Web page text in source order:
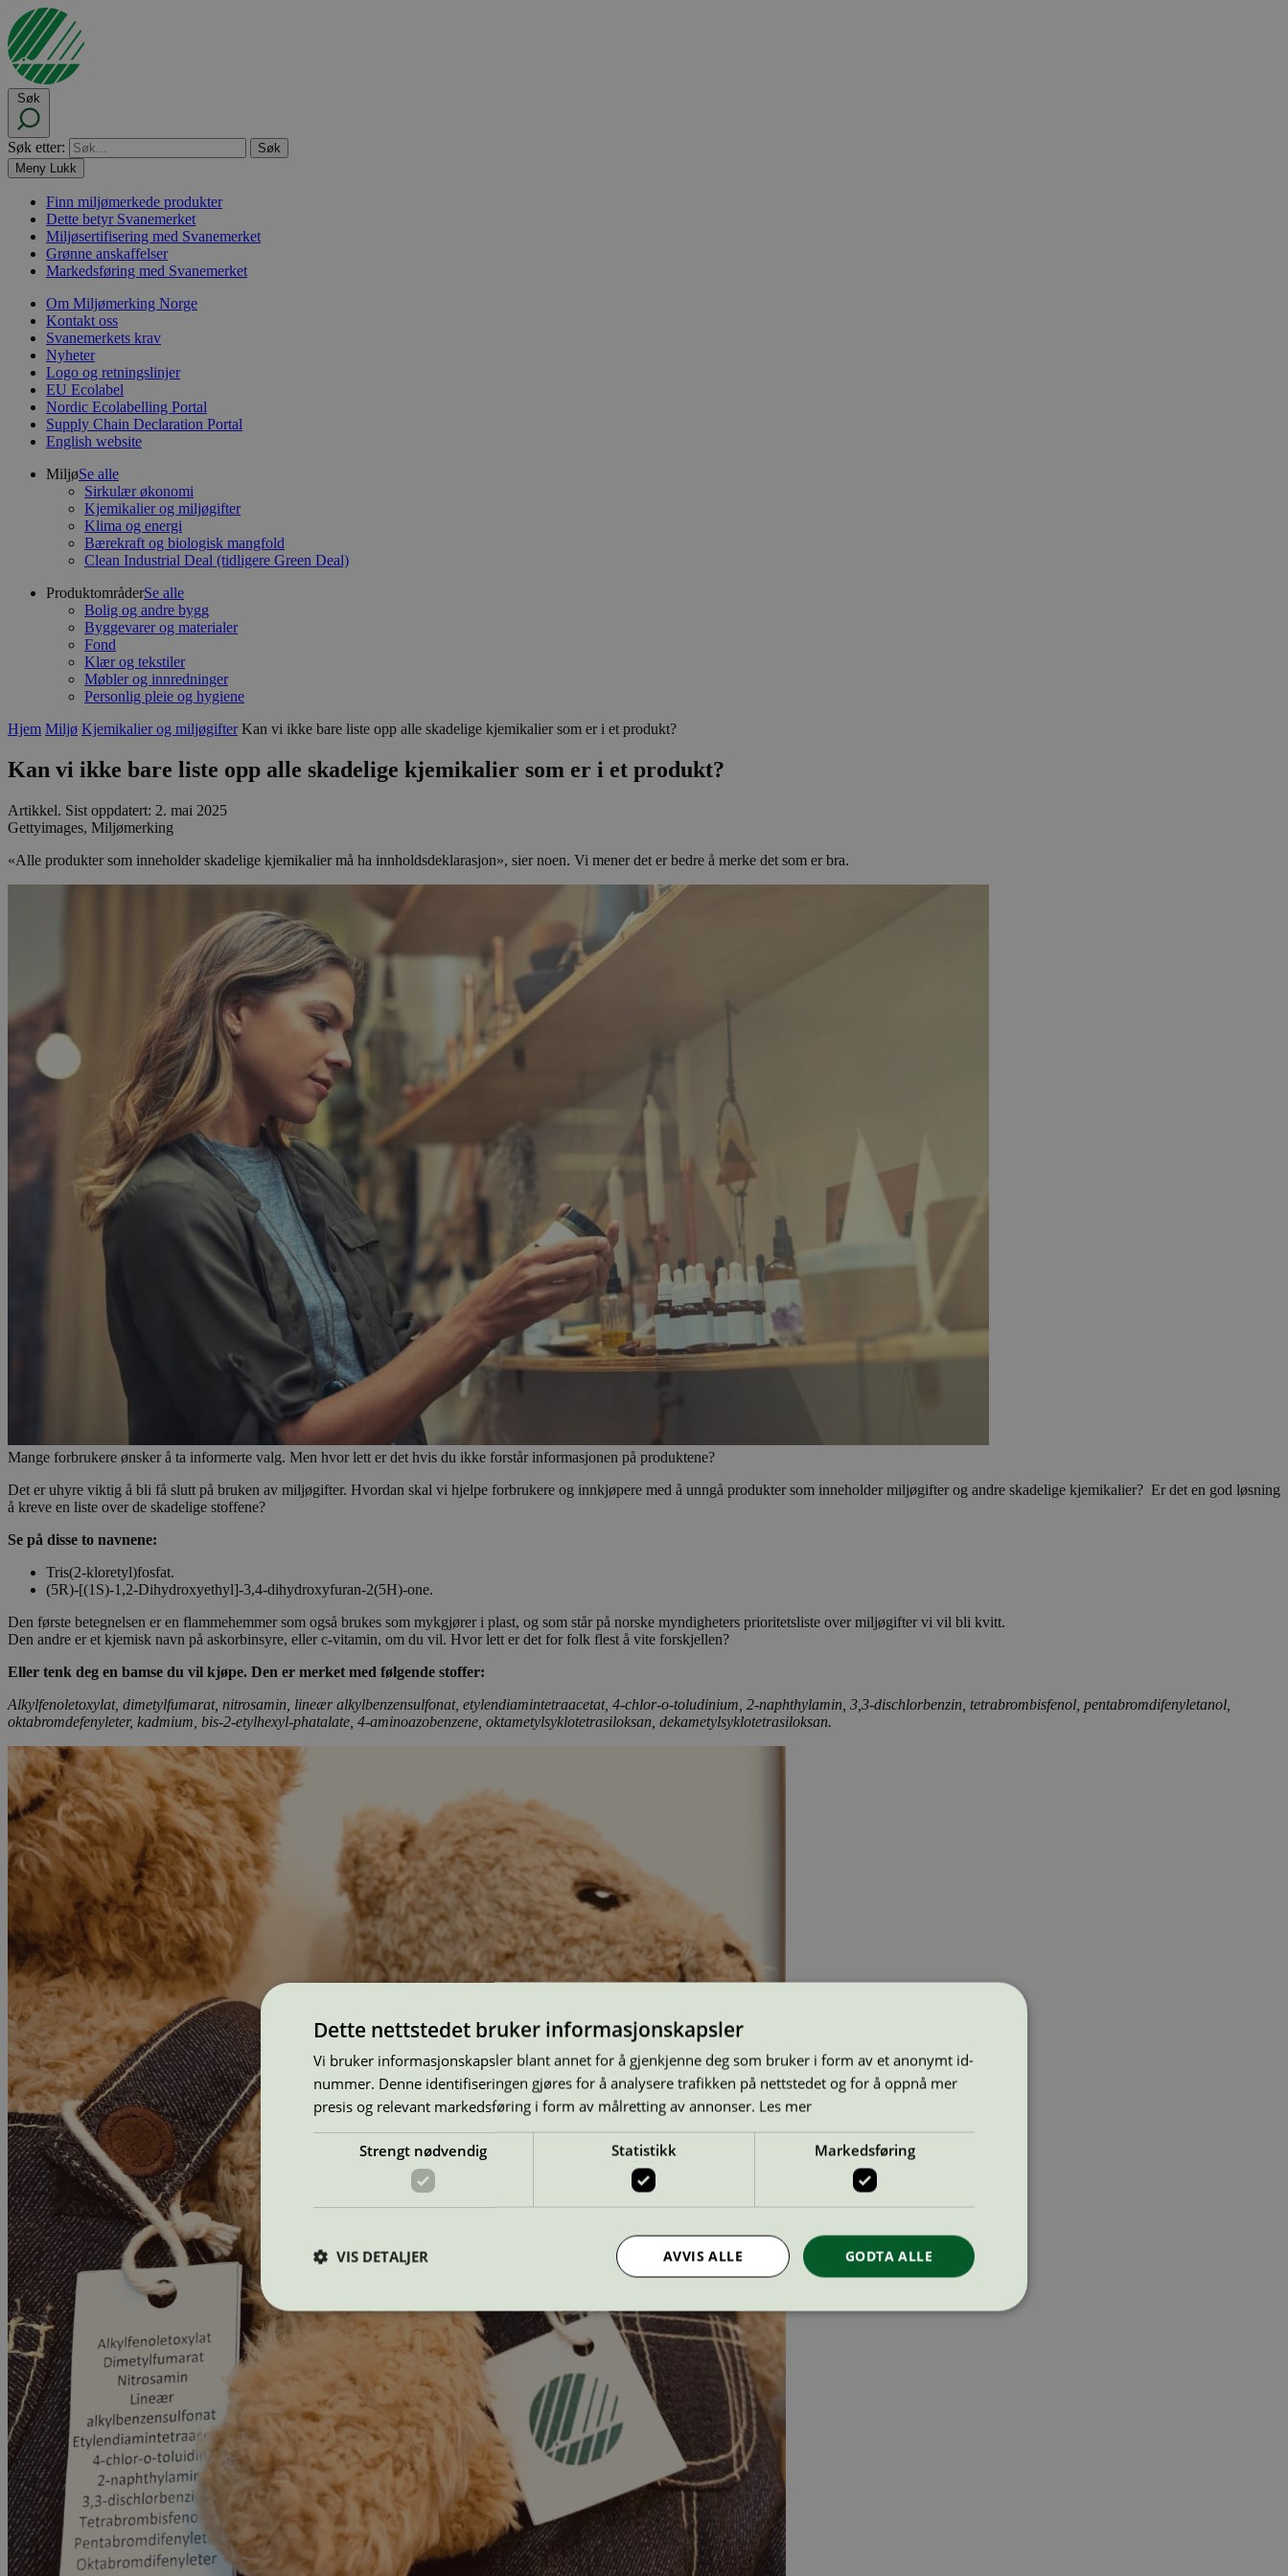
Søk
Søk etter:
Meny Lukk
Finn miljømerkede produkter
Dette betyr Svanemerket
Miljøsertifisering med Svanemerket
Grønne anskaffelser
Markedsføring med Svanemerket
Om Miljømerking Norge
Kontakt oss
Svanemerkets krav
Nyheter
Logo og retningslinjer
EU Ecolabel
Nordic Ecolabelling Portal
Supply Chain Declaration Portal
English website
MiljøSe alle
Sirkulær økonomi
Kjemikalier og miljøgifter
Klima og energi
Bærekraft og biologisk mangfold
Clean Industrial Deal (tidligere Green Deal)
ProduktområderSe alle
Bolig og andre bygg
Byggevarer og materialer
Fond
Klær og tekstiler
Møbler og innredninger
Personlig pleie og hygiene
Hjem Miljø Kjemikalier og miljøgifter Kan vi ikke bare liste opp alle skadelige kjemikalier som er i et produkt?
Kan vi ikke bare liste opp alle skadelige kjemikalier som er i et produkt?
Artikkel. Sist oppdatert: 2. mai 2025
Gettyimages, Miljømerking
«Alle produkter som inneholder skadelige kjemikalier må ha innholdsdeklarasjon», sier noen. Vi mener det er bedre å merke det som er bra.
Mange forbrukere ønsker å ta informerte valg. Men hvor lett er det hvis du ikke forstår informasjonen på produktene?
Det er uhyre viktig å bli få slutt på bruken av miljøgifter. Hvordan skal vi hjelpe forbrukere og innkjøpere med å unngå produkter som inneholder miljøgifter og andre skadelige kjemikalier? Er det en god løsning
å kreve en liste over de skadelige stoffene?
Se på disse to navnene:
Tris(2-kloretyl)fosfat.
(5R)-[(1S)-1,2-Dihydroxyethyl]-3,4-dihydroxyfuran-2(5H)-one.
Den første betegnelsen er en flammehemmer som også brukes som mykgjører i plast, og som står på norske myndigheters prioritetsliste over miljøgifter vi vil bli kvitt.
Den andre er et kjemisk navn på askorbinsyre, eller c-vitamin, om du vil. Hvor lett er det for folk flest å vite forskjellen?
Eller tenk deg en bamse du vil kjøpe. Den er merket med følgende stoffer:
Alkylfenoletoxylat, dimetylfumarat, nitrosamin, lineær alkylbenzensulfonat, etylendiamintetraacetat, 4-chlor-o-toludinium, 2-naphthylamin, 3,3-dischlorbenzin, tetrabrombisfenol, pentabromdifenyletanol,
oktabromdefenyleter, kadmium, bis-2-etylhexyl-phatalate, 4-aminoazobenzene, oktametylsyklotetrasiloksan, dekametylsyklotetrasiloksan.
Dette nettstedet bruker informasjonskapsler
Vi bruker informasjonskapsler blant annet for å gjenkjenne deg som bruker i form av et anonymt id-
nummer. Denne identifiseringen gjøres for å analysere trafikken på nettstedet og for å oppnå mer
presis og relevant markedsføring i form av målretting av annonser. Les mer
Strengt nødvendig Statistikk Markedsføring
GODTA ALLE
AVVIS ALLE
VIS DETALJER
Strengt nødvendig Statistikk Markedsføring
Strengt nødvendige informasjonskapsler tillater kjernefunksjoner på nettstedet, som brukerinnlogging og kontoadministrasjon.
Nettstedet kan ikke brukes riktig uten strengt nødvendige informasjonskapsler.
Navn
Provider /
Domene
Utløpsdato Beskrivelse
_hjAbsoluteSessionInProgress
Hotjar Ltd
.svanemerket.no
minutter
54
sekunder
Cookien er satt slik at Hotjar kan spore begynnelsen på
brukerens reise for et totalt antall økter. Den inneholder
ingen identifiserbar informasjon.
_hjFirstSeen
Hotjar Ltd
.svanemerket.no
29
minutter
54
Cookien er satt slik at Hotjar kan spore begynnelsen på
brukerens reise for et totalt antall økter. Den inneholder
ingen identifiserbar informasjon.